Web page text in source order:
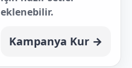
eklenebilir.
Kampanya Kur →